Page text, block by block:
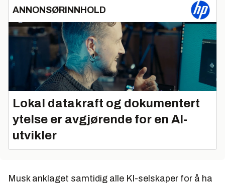
ANNONSØRINNHOLD
Lokal datakraft og dokumentert
ytelse er avgjørende for en AI-
utvikler
Musk anklaget samtidig alle KI-selskaper for å ha